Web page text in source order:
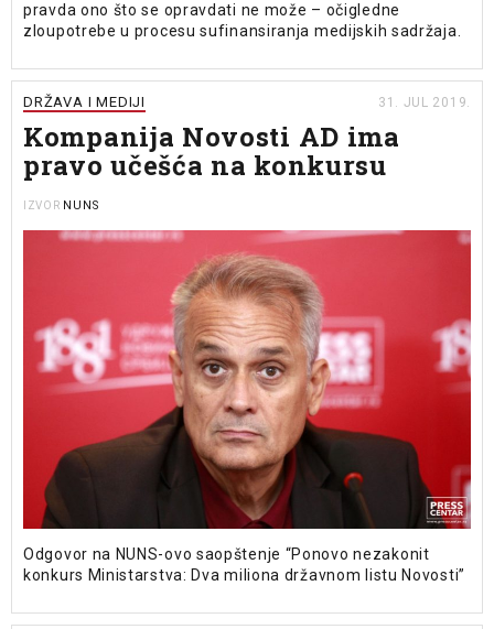
pravda ono što se opravdati ne može – očigledne
zloupotrebe u procesu sufinansiranja medijskih sadržaja.
DRŽAVA I MEDIJI 31. JUL 2019.
Kompanija Novosti AD ima
pravo učešća na konkursu
IZVOR NUNS
Odgovor na NUNS-ovo saopštenje “Ponovo nezakonit
konkurs Ministarstva: Dva miliona državnom listu Novosti”